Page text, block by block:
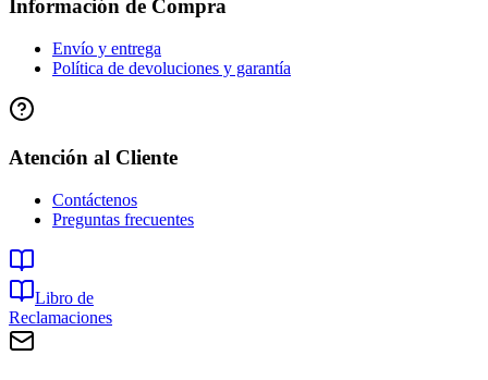
Información de Compra
Envío y entrega
Política de devoluciones y garantía
Atención al Cliente
Contáctenos
Preguntas frecuentes
Libro de
Reclamaciones